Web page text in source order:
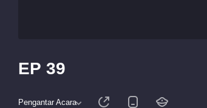
EP 39
Pengantar Acara